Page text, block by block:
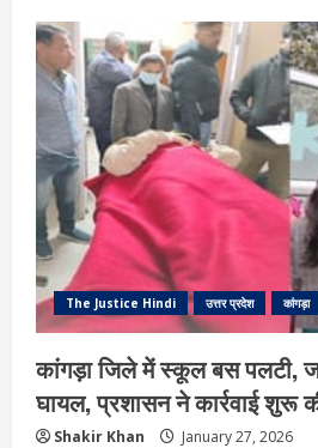
The Justice Hindi उत्तर प्रदेश कांगड़ा
कांगड़ा जिले में स्कूल बस पलटी,
घायल, प्रशासन ने कार्रवाई शुरू
Shakir Khan January 27, 2026